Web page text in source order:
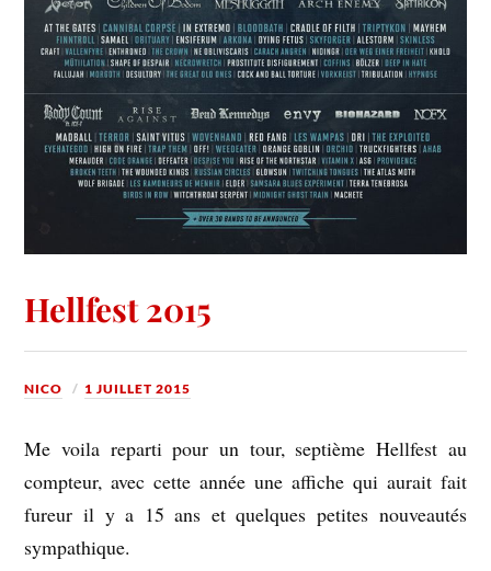
Hellfest 2015
NICO 1 JUILLET 2015
Me voila reparti pour un tour, septième Hellfest au
compteur, avec cette année une affiche qui aurait fait
fureur il y a 15 ans et quelques petites nouveautés
sympathique.